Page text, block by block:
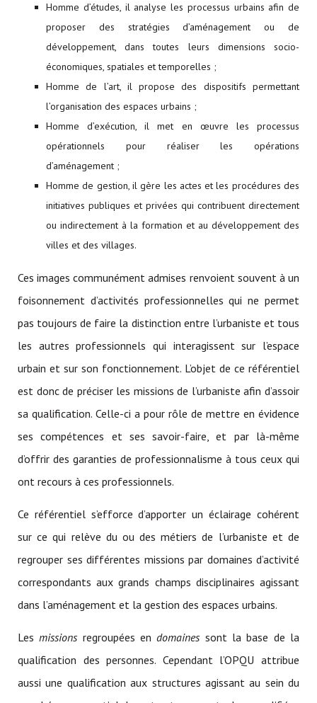
Homme d’études, il analyse les processus urbains afin de
proposer des stratégies d’aménagement ou de
développement, dans toutes leurs dimensions socio-
économiques, spatiales et temporelles ;
Homme de l’art, il propose des dispositifs permettant
l’organisation des espaces urbains ;
Homme d’exécution, il met en œuvre les processus
opérationnels pour réaliser les opérations
d’aménagement ;
Homme de gestion, il gère les actes et les procédures des
initiatives publiques et privées qui contribuent directement
ou indirectement à la formation et au développement des
villes et des villages.
Ces images communément admises renvoient souvent à un
foisonnement d’activités professionnelles qui ne permet
pas toujours de faire la distinction entre l’urbaniste et tous
les autres professionnels qui interagissent sur l’espace
urbain et sur son fonctionnement. L’objet de ce référentiel
est donc de préciser les missions de l’urbaniste afin d’assoir
sa qualification. Celle-ci a pour rôle de mettre en évidence
ses compétences et ses savoir-faire, et par là-même
d’offrir des garanties de professionnalisme à tous ceux qui
ont recours à ces professionnels.
Ce référentiel s’efforce d’apporter un éclairage cohérent
sur ce qui relève du ou des métiers de l’urbaniste et de
regrouper ses différentes missions par domaines d’activité
correspondants aux grands champs disciplinaires agissant
dans l’aménagement et la gestion des espaces urbains.
Lesmissions regroupées en domaines sont la base de la
qualification des personnes. Cependant l’OPQU attribue
aussi une qualification aux structures agissant au sein du